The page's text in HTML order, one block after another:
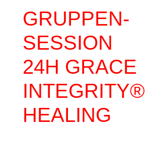
GRUPPEN-
SESSION
24H GRACE
INTEGRITY®
HEALING